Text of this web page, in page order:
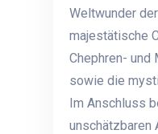
Weltwunder
majestätische
Chephren- und
sowie die
Im Anschluss
unschätzbaren